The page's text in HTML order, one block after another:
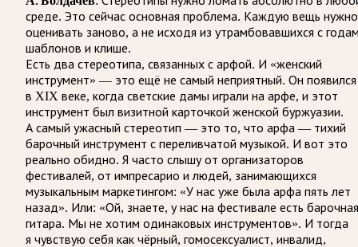
среде. Это сейчас основная проблема. Каждую вещь нужно
оценивать заново, а не исходя из утрамбовавшихся с
шаблонов и клише.
Есть два стереотипа, связанных с арфой. И «женский
инструмент» — это ещё не самый неприятный. Он появился
в XIX веке, когда светские дамы играли на арфе, и этот
инструмент был визитной карточкой женской буржуазии.
А самый ужасный стереотип — это то, что арфа — тихий
барочный инструмент с переливчатой музыкой. И вот это
реально обидно. Я часто слышу от организаторов
фестивалей, от импресарио и людей, занимающихся
музыкальным маркетингом: «У нас уже была арфа пять лет
назад». Или: «Ой, знаете, у нас на фестивале есть барочная
гитара. Мы не хотим одинаковых инструментов». И тогда
я чувствую себя как чёрный, гомосексуалист, инвалид,